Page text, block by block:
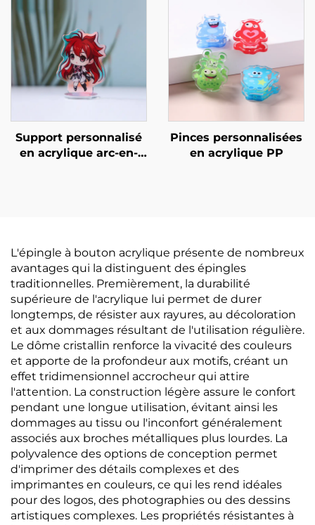
Support personnalisé
en acrylique arc-en-
Pinces personnalisées
en acrylique PP
L'épingle à bouton acrylique présente de nombreux
avantages qui la distinguent des épingles
traditionnelles. Premièrement, la durabilité
supérieure de l'acrylique lui permet de durer
longtemps, de résister aux rayures, au décoloration
et aux dommages résultant de l'utilisation régulière.
Le dôme cristallin renforce la vivacité des couleurs
et apporte de la profondeur aux motifs, créant un
effet tridimensionnel accrocheur qui attire
l'attention. La construction légère assure le confort
pendant une longue utilisation, évitant ainsi les
dommages au tissu ou l'inconfort généralement
associés aux broches métalliques plus lourdes. La
polyvalence des options de conception permet
d'imprimer des détails complexes et des
imprimantes en couleurs, ce qui les rend idéales
pour des logos, des photographies ou des dessins
artistiques complexes. Les propriétés résistantes à